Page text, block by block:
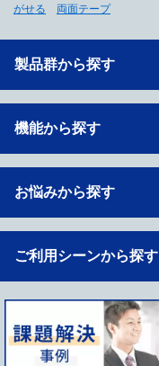
がせる
両面テープ
製品群から探す
機能から探す
お悩みから探す
ご利用シーンから探す